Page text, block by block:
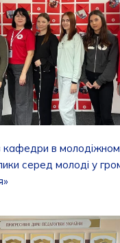
кафедри в
серед молоді у